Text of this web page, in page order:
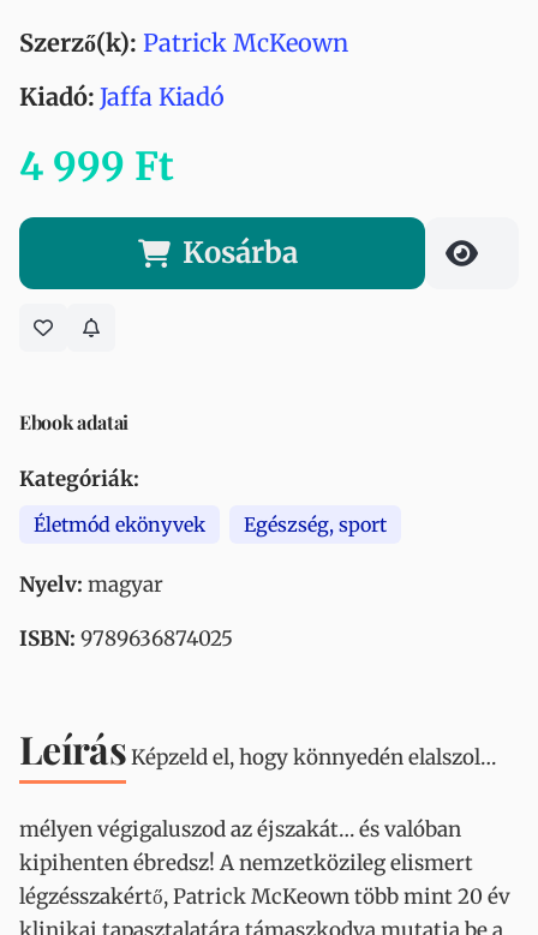
Szerző(k): Patrick McKeown
Kiadó: Jaffa Kiadó
4 999 Ft
Kosárba
Ebook adatai
Kategóriák:
Életmód ekönyvek Egészség, sport
Nyelv: magyar
ISBN: 9789636874025
LeírásKépzeld el, hogy könnyedén elalszol…
mélyen végigaluszod az éjszakát… és valóban
kipihenten ébredsz! A nemzetközileg elismert
légzésszakértő, Patrick McKeown több mint 20 év